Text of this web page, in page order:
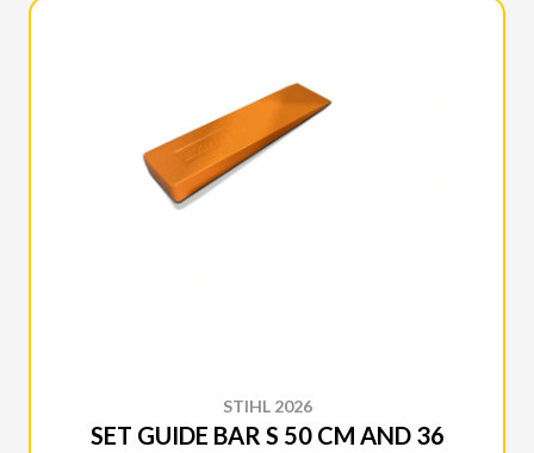
STIHL 2026
SET GUIDE BAR S 50 CM AND 36